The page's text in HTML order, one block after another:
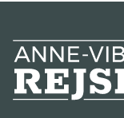
Anne-Vibeke Rejser